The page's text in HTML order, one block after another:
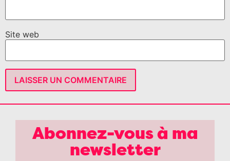
Site web
Abonnez-vous à ma
newsletter